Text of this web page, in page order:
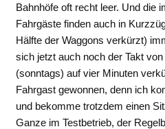
Bahnhöfe oft recht leer. Und die
Fahrgäste finden auch in
Hälfte der Waggons verkürzt)
sich jetzt auch noch der Takt
(sonntags) auf vier Minuten
Fahrgast gewonnen, denn ich
und bekomme trotzdem einen
Ganze im Testbetrieb, der